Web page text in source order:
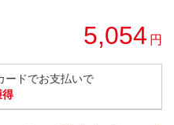
5,054 円
ードでお支払いで
得